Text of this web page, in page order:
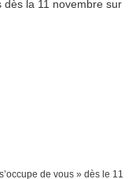
de vous » dès le 11